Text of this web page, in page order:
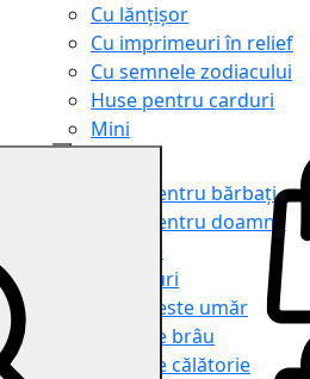
Cu lănțișor
Cu imprimeuri în relief
Cu semnele zodiacului
Huse pentru carduri
Mini
Genți pentru bărbați
Genți pentru doamne
Serviete
Rucsacuri
Genți peste umăr
Genți de brâu
Genți de călătorie